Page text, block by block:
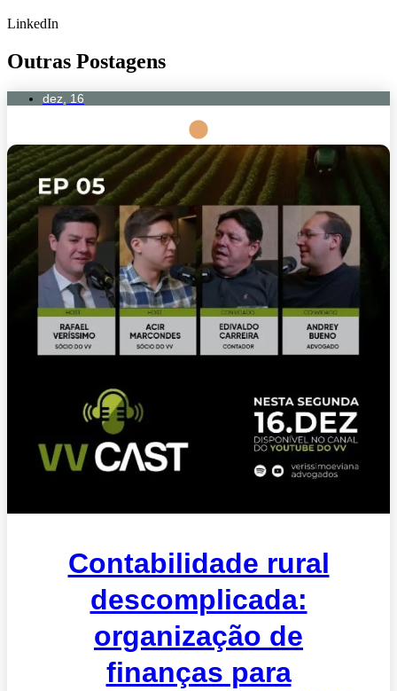
LinkedIn
Outras Postagens
dez, 16
Contabilidade rural
descomplicada:
organização de
finanças para